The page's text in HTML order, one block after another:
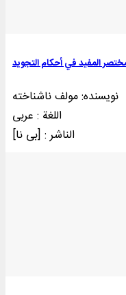
المفید في أحکام التجوید
نویسنده: مولف ناشناخته
اللغة : عربی
الناشر : [بی‌ نا]